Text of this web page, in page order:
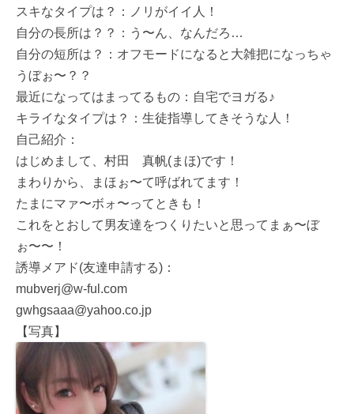
スキなタイプは？：ノリがイイ人！
自分の長所は？？：う〜ん、なんだろ…
自分の短所は？：オフモードになると大雑把になっちゃ
うぼぉ〜？？
最近になってはまってるもの：自宅でヨガる♪
キライなタイプは？：生徒指導してきそうな人！
自己紹介：
はじめまして、村田 真帆(まほ)です！
まわりから、まほぉ〜て呼ばれてます！
たまにマァ〜ボォ〜ってときも！
これをとおして男友達をつくりたいと思ってまぁ〜ぼ
ぉ〜〜！
誘導メアド(友達申請する)：
mubverj@w-ful.com
gwhgsaaa@yahoo.co.jp
【写真】